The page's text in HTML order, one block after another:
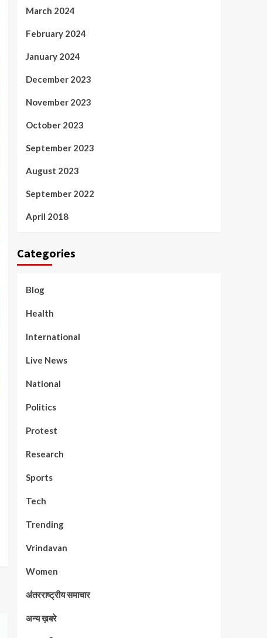
March 2024
February 2024
January 2024
December 2023
November 2023
October 2023
September 2023
August 2023
September 2022
April 2018
Categories
Blog
Health
International
Live News
National
Politics
Protest
Research
Sports
Tech
Trending
Vrindavan
Women
अंतरराष्ट्रीय समाचार
अन्य ख़बरे